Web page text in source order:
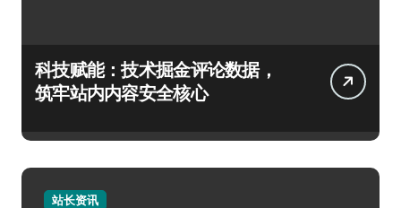
科技赋能：技术掘金评论数据，
筑牢站内内容安全核心
站长资讯